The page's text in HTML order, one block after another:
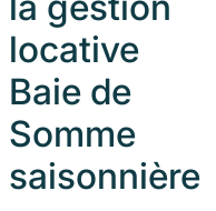
locative
Baie de
Somme
saisonnière